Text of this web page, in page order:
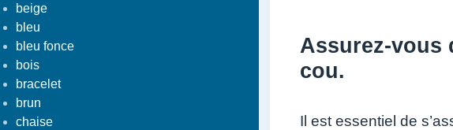
beige
bleu
bleu fonce
bois
bracelet
brun
chaise
Assurez-vous
cou.
Il est essentiel de